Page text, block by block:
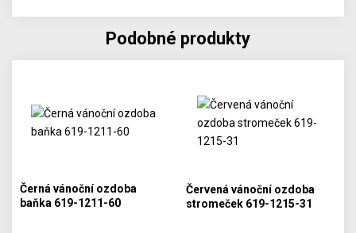
Podobné produkty
Černá vánoční ozdoba
baňka 619-1211-60
Červená vánoční ozdoba
stromeček 619-1215-31